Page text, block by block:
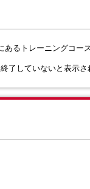
レーニングコース
了していないと表示さ